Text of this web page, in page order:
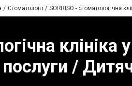
Стоматології SORRISO - стоматологічна
послуги /